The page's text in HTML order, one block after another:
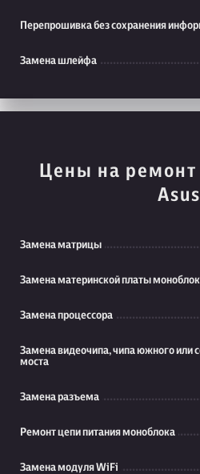
Перепрошивка без сохранения
Замена шлейфа
Цены на
Asus
Замена матрицы
Замена материнской платы
Замена процессора
Замена видеочипа, чипа южного или
моста
Замена разъема
Ремонт цепи питания моноблока
Замена модуля WiFi